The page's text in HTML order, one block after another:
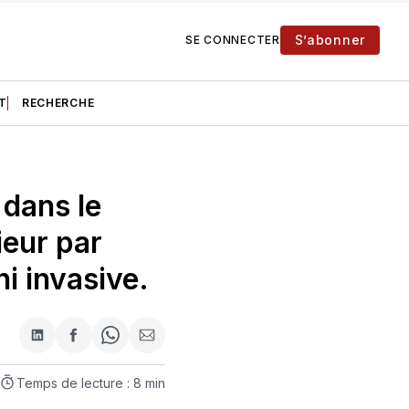
SE CONNECTER S’abonner
RECHERCHE
le
par
invasive.
Partager
sur
LinkedIn
Partager
sur
Facebook
Share
on
WhatsApp
Partager
par
courriel
Temps de lecture : 8 min